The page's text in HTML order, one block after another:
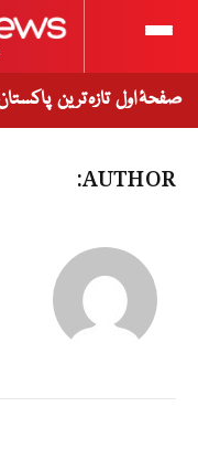
صفحۂ اول تازہ ترین
AUTHOR: